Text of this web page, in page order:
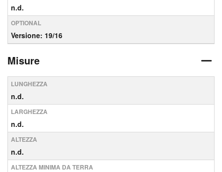
n.d.
OPTIONAL
Versione: 19/16
Misure
LUNGHEZZA
n.d.
LARGHEZZA
n.d.
ALTEZZA
n.d.
ALTEZZA MINIMA DA TERRA